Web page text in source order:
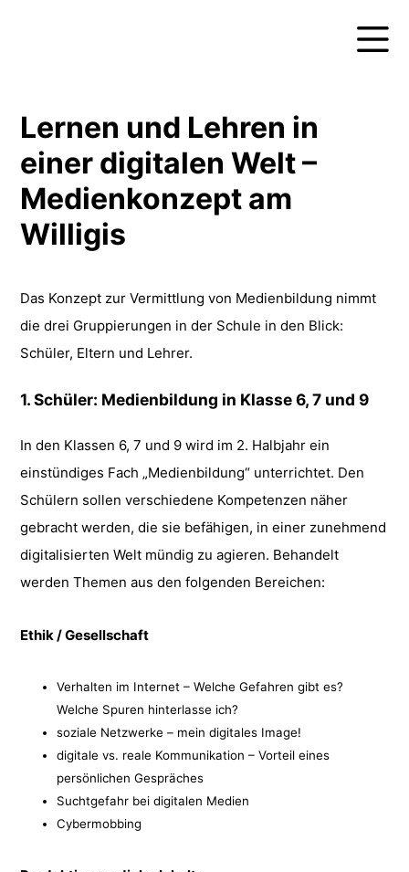
Lernen und Lehren in
einer digitalen Welt –
Medienkonzept am
Willigis
Das Konzept zur Vermittlung von Medienbildung nimmt
die drei Gruppierungen in der Schule in den Blick:
Schüler, Eltern und Lehrer.
1. Schüler: Medienbildung in Klasse 6, 7 und 9
In den Klassen 6, 7 und 9 wird im 2. Halbjahr ein
einstündiges Fach „Medienbildung“ unterrichtet. Den
Schülern sollen verschiedene Kompetenzen näher
gebracht werden, die sie befähigen, in einer zunehmend
digitalisierten Welt mündig zu agieren. Behandelt
werden Themen aus den folgenden Bereichen:
Ethik / Gesellschaft
Verhalten im Internet – Welche Gefahren gibt es?
Welche Spuren hinterlasse ich?
soziale Netzwerke – mein digitales Image!
digitale vs. reale Kommunikation – Vorteil eines
persönlichen Gespräches
Suchtgefahr bei digitalen Medien
Cybermobbing